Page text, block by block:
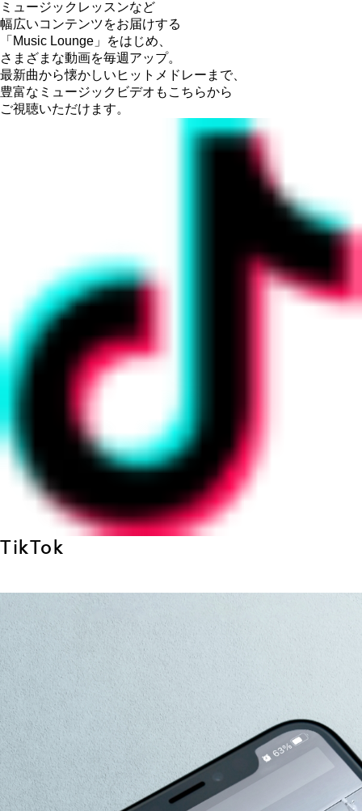
ミュージックレッスンなど
幅広いコンテンツをお届けする
「Music Lounge」をはじめ、
さまざまな動画を毎週アップ。
最新曲から懐かしいヒットメドレーまで、
豊富なミュージックビデオもこちらから
ご視聴いただけます。
TikTok